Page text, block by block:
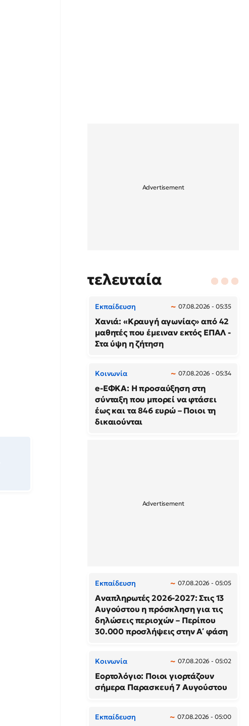
τελευταία
Εκπαίδευση 07.08.2026 - 05:35
Χανιά: «Κραυγή αγωνίας» από 42
μαθητές που έμειναν εκτός ΕΠΑΛ -
Στα ύψη η ζήτηση
Κοινωνία 07.08.2026 - 05:34
e-ΕΦΚΑ: Η προσαύξηση στη
σύνταξη που μπορεί να φτάσει
έως και τα 846 ευρώ – Ποιοι τη
δικαιούνται
Εκπαίδευση 07.08.2026 - 05:05
Αναπληρωτές 2026-2027: Στις 13
Αυγούστου η πρόσκληση για τις
δηλώσεις περιοχών – Περίπου
30.000 προσλήψεις στην Α΄ φάση
Κοινωνία 07.08.2026 - 05:02
Εορτολόγιο: Ποιοι γιορτάζουν
σήμερα Παρασκευή 7 Αυγούστου
Εκπαίδευση 07.08.2026 - 05:00